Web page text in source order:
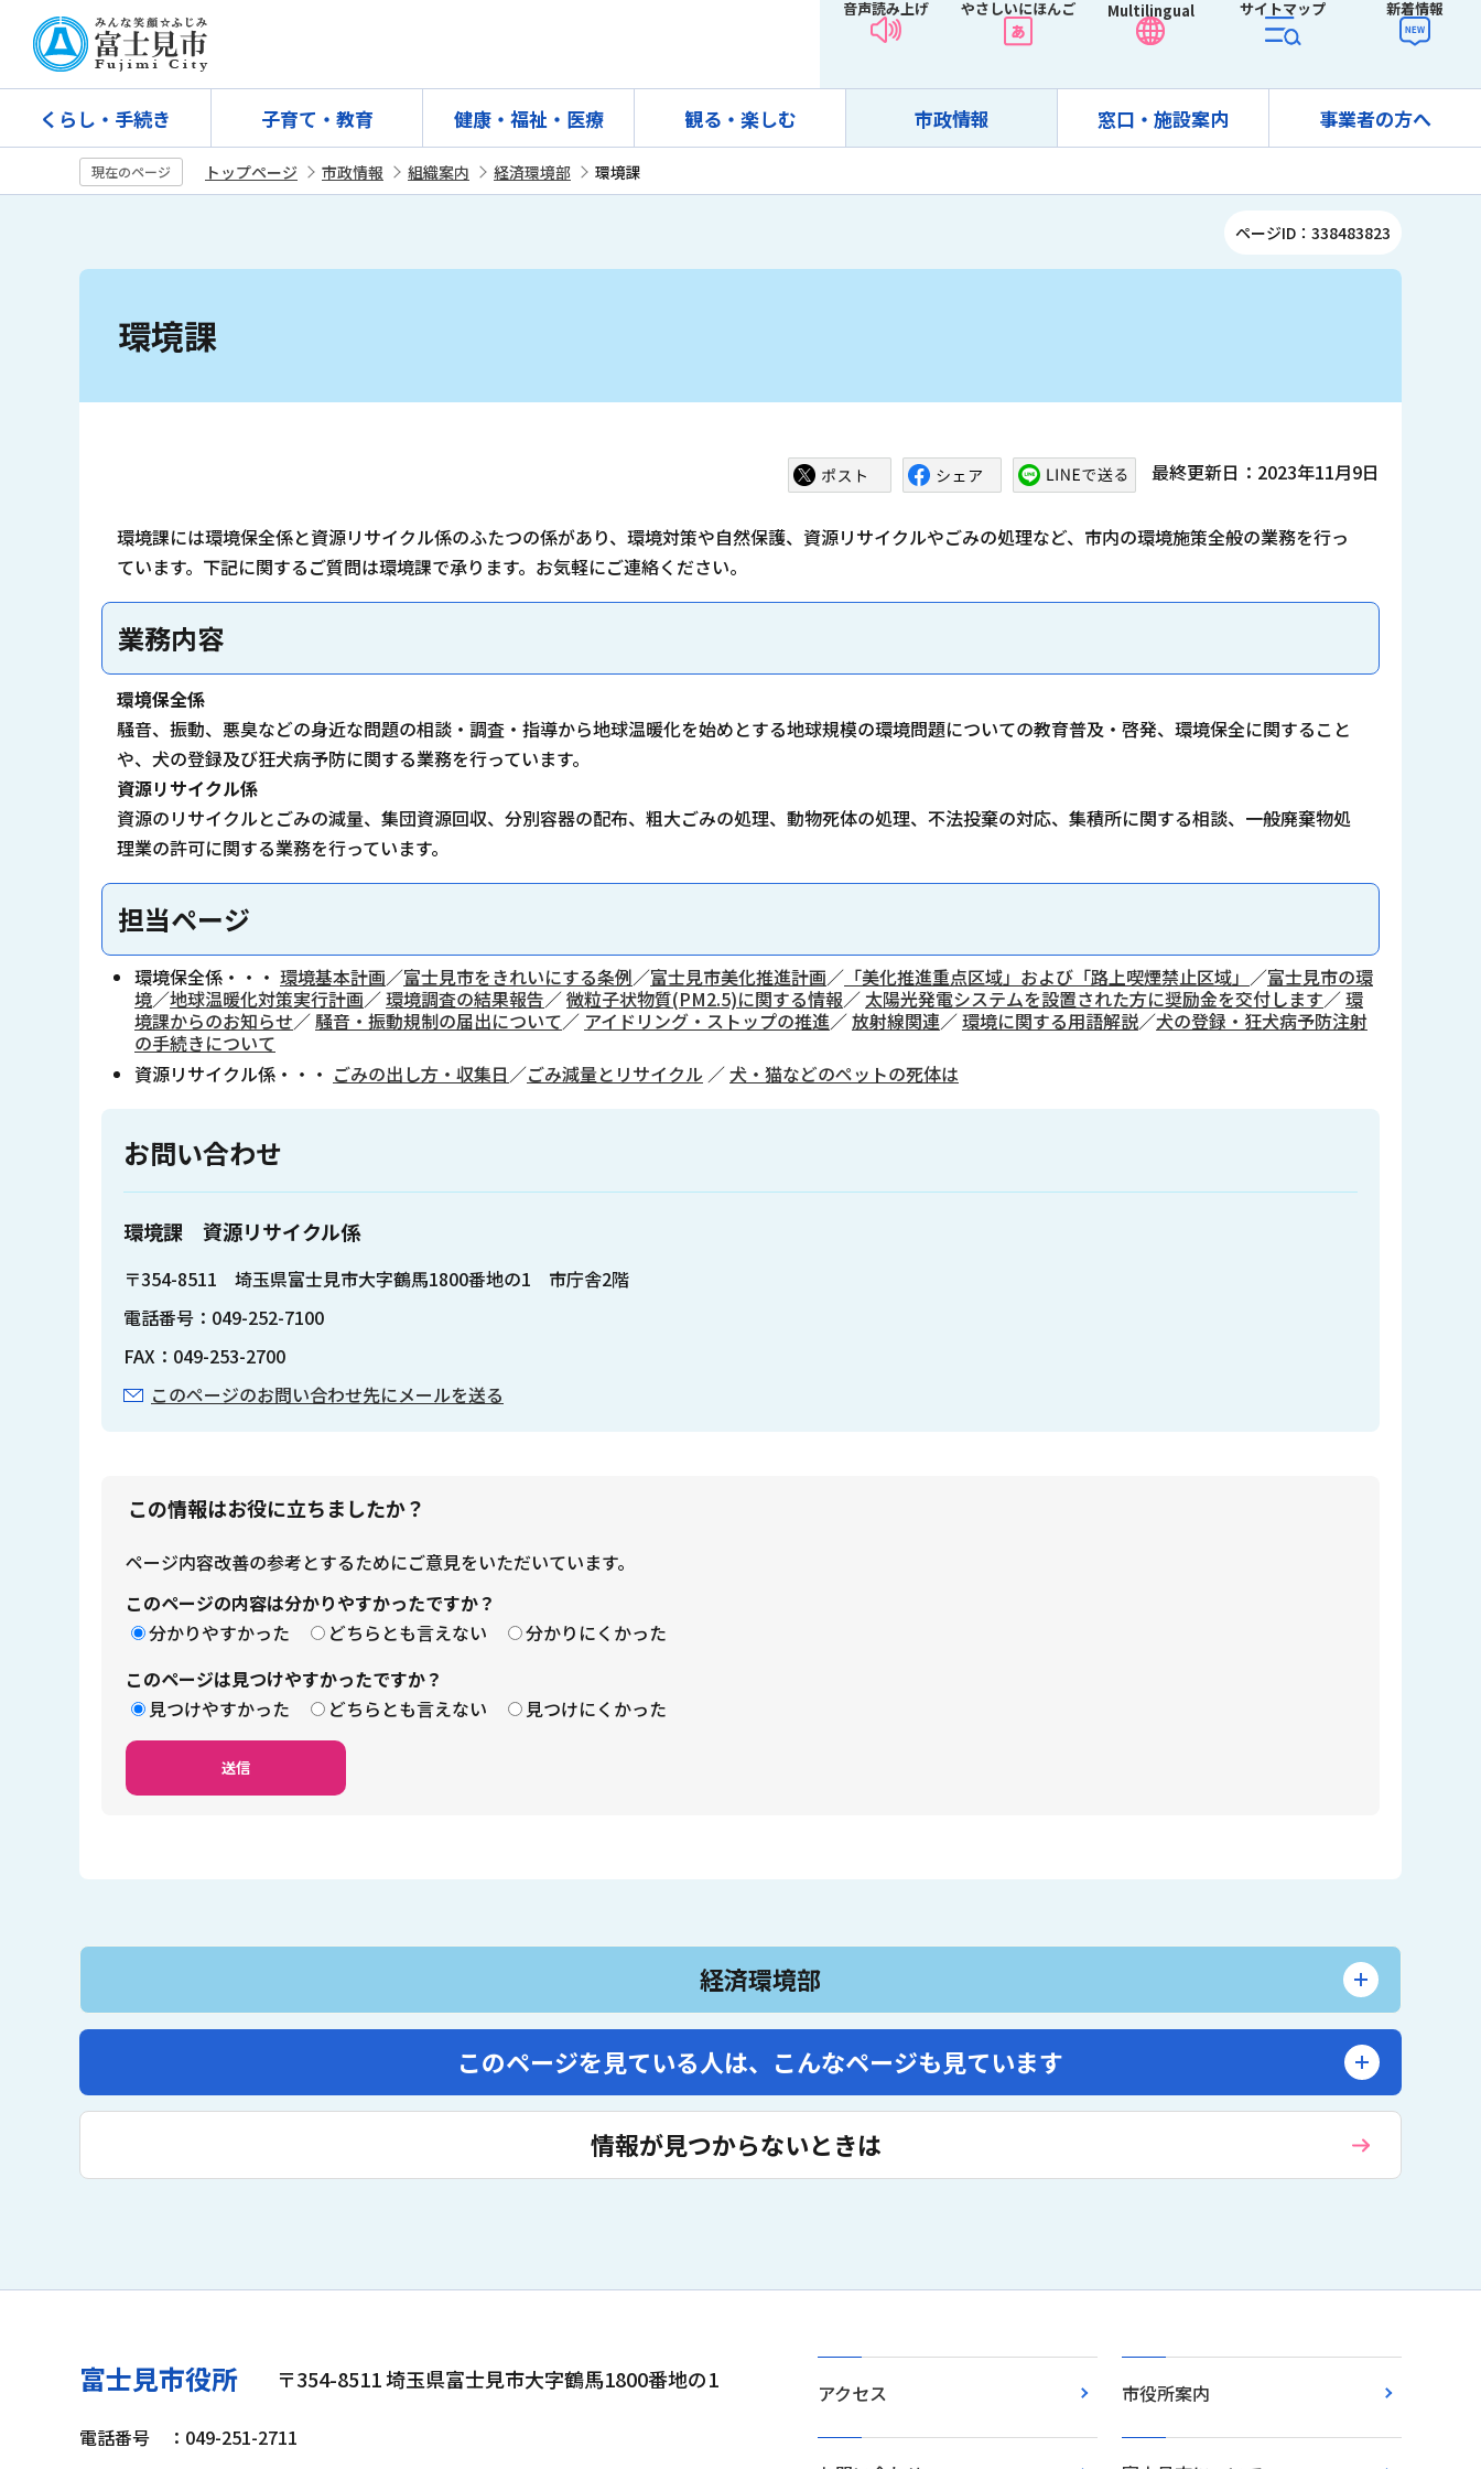
先
音声読み上げ やさしいにほんご Multilingual サイトマップ 新着情報
くらし・手続き 子育て・教育 健康・福祉・医療 観る・楽しむ 市政情報 窓口・施設案内 事業者の方へ
現在のページ トップページ 市政情報 組織案内 経済環境部 環境課
ページID：338483823
環境課
最終更新日：2023年11月9日
環境課には環境保全係と資源リサイクル係のふたつの係があり、環境対策や自然保護、資源リサイクルやごみの処理など、市内の環境施策全般の業務を行っ
ています。下記に関するご質問は環境課で承ります。お気軽にご連絡ください。
業務内容
環境保全係
騒音、振動、悪臭などの身近な問題の相談・調査・指導から地球温暖化を始めとする地球規模の環境問題についての教育普及・啓発、環境保全に関すること
や、犬の登録及び狂犬病予防に関する業務を行っています。
資源リサイクル係
資源のリサイクルとごみの減量、集団資源回収、分別容器の配布、粗大ごみの処理、動物死体の処理、不法投棄の対応、集積所に関する相談、一般廃棄物処
理業の許可に関する業務を行っています。
担当ページ
環境保全係・・・ 環境基本計画／富士見市をきれいにする条例／富士見市美化推進計画／ 「美化推進重点区域」および「路上喫煙禁止区域」 ／富士見市の環
境／地球温暖化対策実行計画／環境調査の結果報告／微粒子状物質(PM2.5)に関する情報／太陽光発電システムを設置された方に奨励金を交付します／環
境課からのお知らせ／騒音・振動規制の届出について／ アイドリング・ストップの推進／放射線関連／環境に関する用語解説／犬の登録・狂犬病予防注射
の手続きについて
資源リサイクル係・・・ ごみの出し方・収集日／ごみ減量とリサイクル ／犬・猫などのペットの死体は
お問い合わせ
環境課 資源リサイクル係
〒354-8511 埼玉県富士見市大字鶴馬1800番地の1 市庁舎2階
電話番号：049-252-7100
FAX：049-253-2700
このページのお問い合わせ先にメールを送る
この情報はお役に立ちましたか？
ページ内容改善の参考とするためにご意見をいただいています。
このページの内容は分かりやすかったですか？
分かりやすかった
どちらとも言えない
分かりにくかった
このページは見つけやすかったですか？
見つけやすかった
どちらとも言えない 見つけにくかった
経済環境部
このページを見ている人は、 こんなページも見ています
情報が見つからないときは
富士見市役所 〒354-8511 埼玉県富士見市大字鶴馬1800番地の1
電話番号
：049-251-2711
アクセス 市役所案内